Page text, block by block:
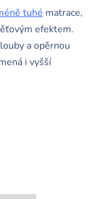
tuhé matrace,
efektem.
a opěrnou
i vyšší